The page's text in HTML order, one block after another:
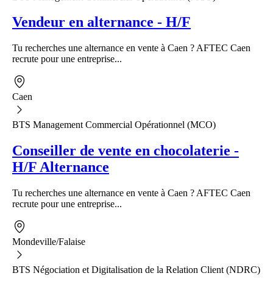
Vendeur en alternance - H/F
Tu recherches une alternance en vente à Caen ? AFTEC Caen
recrute pour une entreprise...
Caen
BTS Management Commercial Opérationnel (MCO)
Conseiller de vente en chocolaterie -
H/F Alternance
Tu recherches une alternance en vente à Caen ? AFTEC Caen
recrute pour une entreprise...
Mondeville/Falaise
BTS Négociation et Digitalisation de la Relation Client (NDRC)